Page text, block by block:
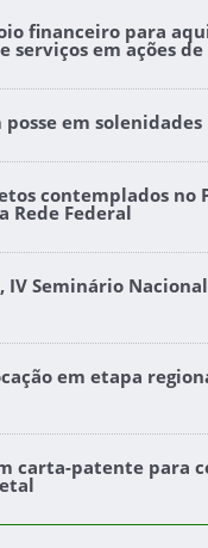
financeiro para
serviços em ações
em
contemplados no
Rede Federal
Seminário
em etapa
carta-patente para